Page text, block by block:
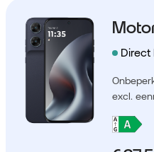
Direct
excl.